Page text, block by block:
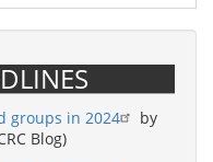
groups in 2024
by
Blog)